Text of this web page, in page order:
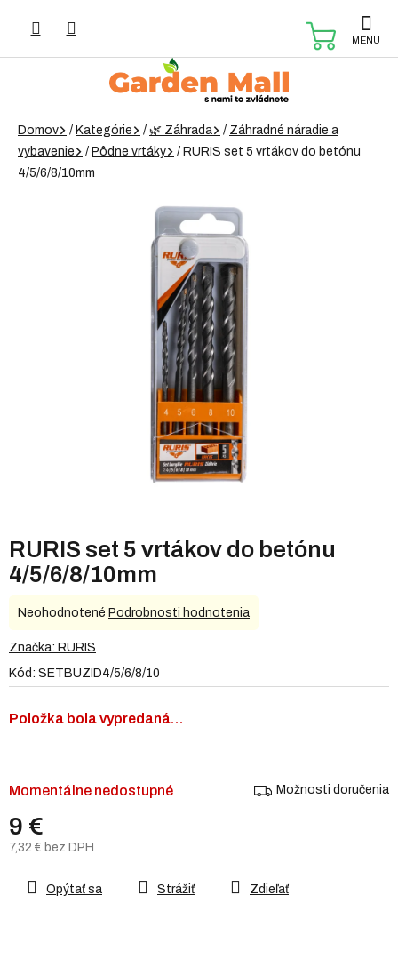
Domov / Kategórie / 🌿 Záhrada / Záhradné náradie a
vybavenie
/ Pôdne vrtáky / RURIS set 5 vrtákov do betónu
4/5/6/8/10mm
RURIS set 5 vrtákov do betónu
4/5/6/8/10mm
Kód: SETBUZID4/5/6/8/10
9 €
7,32 € bez DPH
cena:
Momentálne nedostupné Možnosti doručenia
Položka bola vypredaná…
Opýtať sa Strážiť Zdieľať
Priemerné
produktu
0,0
5
Neohodnotené Podrobnosti hodnotenia
Značka: RURIS